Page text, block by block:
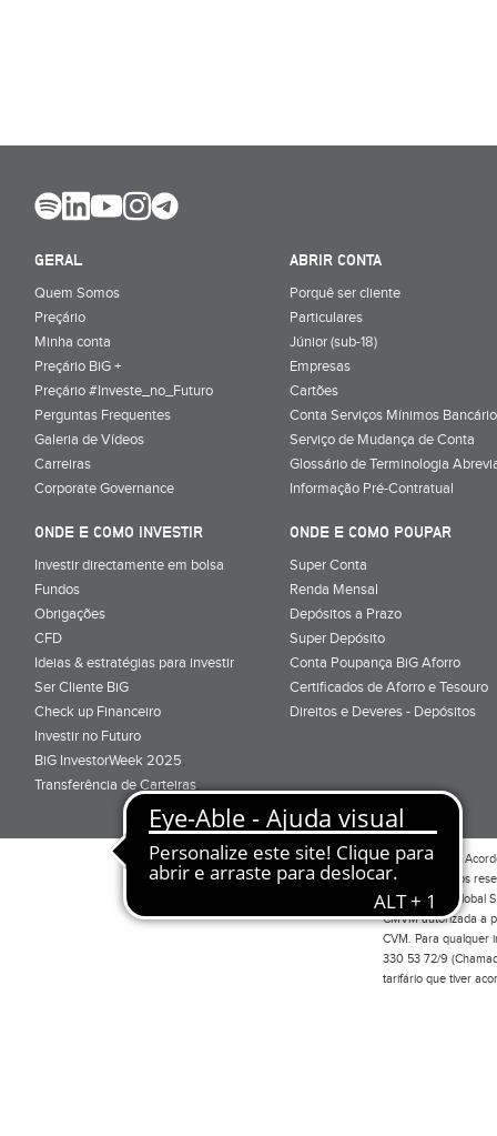
GERAL
Quem Somos
Preçário
Minha conta
Preçário BiG +
Preçário #Investe_no_Futuro
Perguntas Frequentes
Galeria de Vídeos
Carreiras
Corporate Governance
ABRIR CONTA
Porquê ser cliente
Particulares
Júnior (sub-18)
Empresas
Cartões
Conta Serviços Mínimos
Serviço de Mudança de Conta
Glossário de Terminologia
Informação Pré-Contratual
ONDE E COMO INVESTIR
Investir directamente em bolsa
Fundos
Obrigações
CFD
Ideias & estratégias para investir
Ser Cliente BiG
Check up Financeiro
Investir no Futuro
BiG InvestorWeek 2025;
Transferência de Carteiras;
ONDE E COMO POUPAR
Super Conta
Renda Mensal
Depósitos a Prazo
Super Depósito
Conta Poupança BiG Aforro
Certificados de Aforro e Tesouro
Direitos e Deveres - Depósitos
Por favor leia o
Todos os direitos
Investimento Global
CMVM autorizada a
CVM. Para qualquer
330 53 72/9
tarifário que tiver